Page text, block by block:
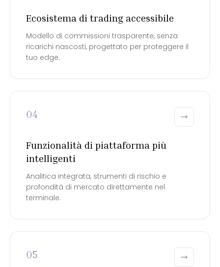
Ecosistema di trading accessibile
Modello di commissioni trasparente, senza
ricarichi nascosti, progettato per proteggere il
tuo edge.
04
Funzionalità di piattaforma più
intelligenti
Analitica integrata, strumenti di rischio e
profondità di mercato direttamente nel
terminale.
05